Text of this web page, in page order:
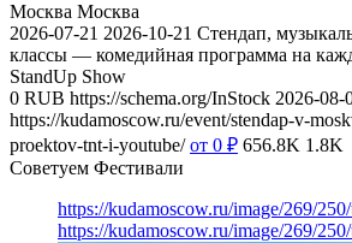
Москва Москва
2026-07-21 2026-10-21 Стендап,
классы — комедийная программа на
StandUp Show
0 RUB https://schema.org/InStock 2026-08-
https://kudamoscow.ru/event/stendap-v-
proektov-tnt-i-youtube/ от 0 ₽ 656.8K 1.8K
Советуем Фестивали
https://kudamoscow.ru/image/269/
https://kudamoscow.ru/image/269/